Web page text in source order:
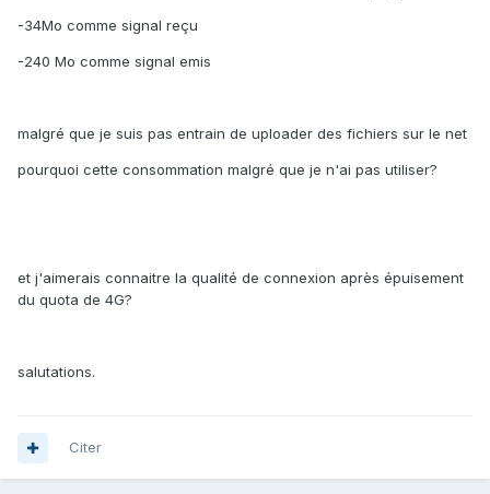
-34Mo comme signal reçu
-240 Mo comme signal emis
malgré que je suis pas entrain de uploader des fichiers sur le net
pourquoi cette consommation malgré que je n'ai pas utiliser?
et j'aimerais connaitre la qualité de connexion après épuisement
du quota de 4G?
salutations.
Citer